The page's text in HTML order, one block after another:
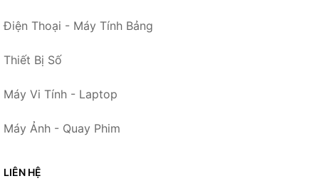
Điện Thoại - Máy Tính Bảng
Thiết Bị Số
Máy Vi Tính - Laptop
Máy Ảnh - Quay Phim
LIÊN HỆ